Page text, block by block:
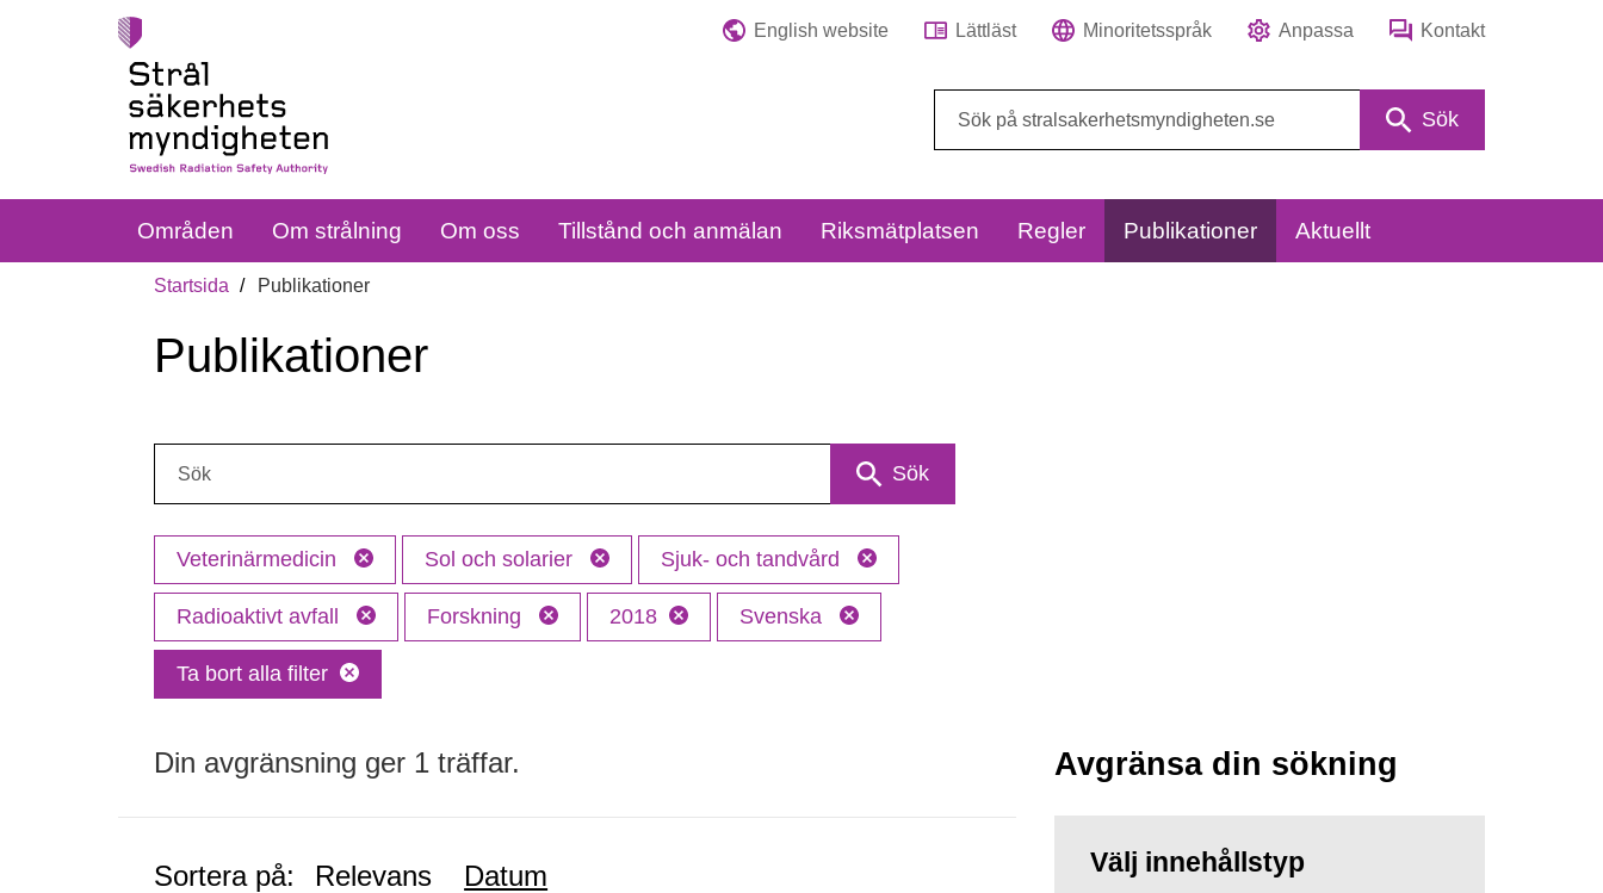
English website Lättläst Minoritetsspråk Anpassa Kontakt
Sök
Områden Om strålning Om oss Tillstånd och anmälan Riksmätplatsen Regler Publikationer Aktuellt
Startsida Publikationer
Publikationer
Sök
Veterinärmedicin Sol och solarier Sjuk- och tandvård
Radioaktivt avfall Forskning 2018 Svenska
Ta bort alla filter
Din avgränsning ger 1 träffar.
Sortera på: Relevans Datum
Avgränsa din sökning
Välj innehållstyp